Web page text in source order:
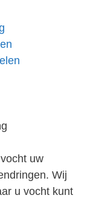
uw
Wij
u vocht kunt